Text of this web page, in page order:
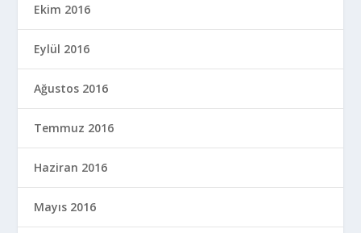
Ekim 2016
Eylül 2016
Ağustos 2016
Temmuz 2016
Haziran 2016
Mayıs 2016